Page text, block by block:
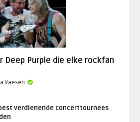
Deep Purple die elke rockfan
Vaesen
verdienende concerttournees